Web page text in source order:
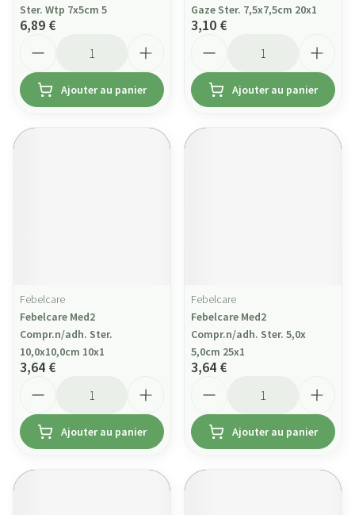
Ster. Wtp 7x5cm 5
6,89 €
Ajouter au panier
Gaze Ster. 7,5x7,5cm 20x1
3,10 €
Ajouter au panier
Febelcare
Febelcare Med2
Compr.n/adh. Ster.
10,0x10,0cm 10x1
3,64 €
Ajouter au panier
Febelcare
Febelcare Med2
Compr.n/adh. Ster. 5,0x
5,0cm 25x1
3,64 €
Ajouter au panier